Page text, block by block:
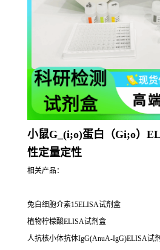
小鼠G_(i;o)蛋白（Gi;o）
性定量定性
相关产品：
兔白细胞介素15ELISA试剂盒
植物柠檬酸ELISA试剂盒
人抗核小体抗体IgG(AnuA-IgG)ELISA试